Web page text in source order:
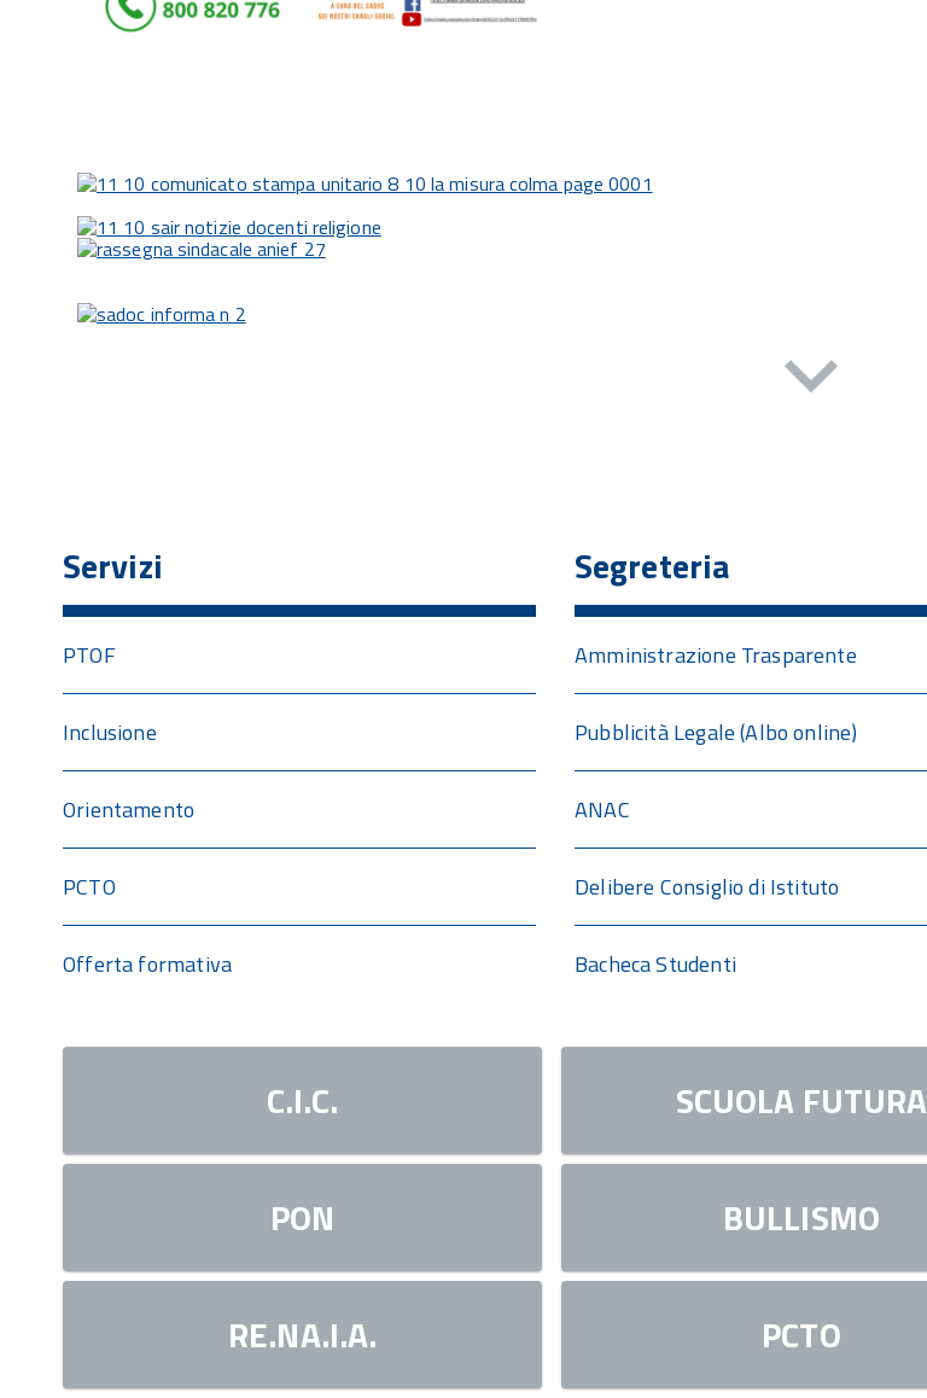
Servizi
PTOF
Inclusione
Orientamento
PCTO
Offerta formativa
Segreteria
Amministrazione Trasparente
Pubblicità Legale (Albo online)
ANAC
Delibere Consiglio di Istituto
Bacheca Studenti
C.I.C. SCUOLA FUTURA
PON BULLISMO
RE.NA.I.A. PCTO